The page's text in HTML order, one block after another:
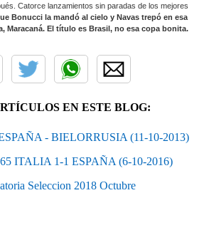
Catorce lanzamientos sin paradas de los mejores
Bonucci la mandó al cielo y Navas trepó en esa
Maracaná. El título es Brasil, no esa copa bonita.
EN ESTE BLOG:
- BIELORRUSIA (11-10-2013)
ITALIA 1-1 ESPAÑA (6-10-2016)
Seleccion 2018 Octubre